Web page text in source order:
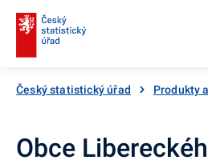
Český statistický úřad Produkty
Obce